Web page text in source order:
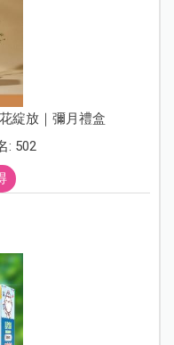
綻放｜彌月禮盒
: 502